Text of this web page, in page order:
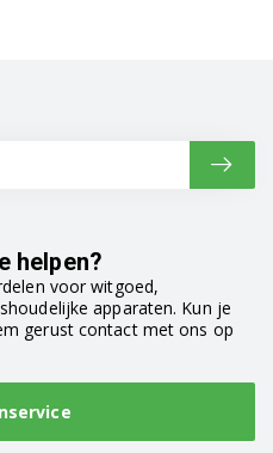
helpen?
voor witgoed,
apparaten. Kun je
gerust contact met ons op